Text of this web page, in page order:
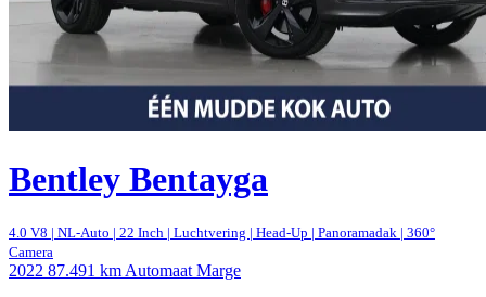
Bentley Bentayga
4.0 V8 | NL-Auto | 22 Inch | Luchtvering | Head-Up | Panoramadak | 360°
Camera
2022 87.491 km Automaat Marge